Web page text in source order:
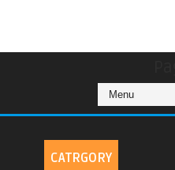
CATRGORY